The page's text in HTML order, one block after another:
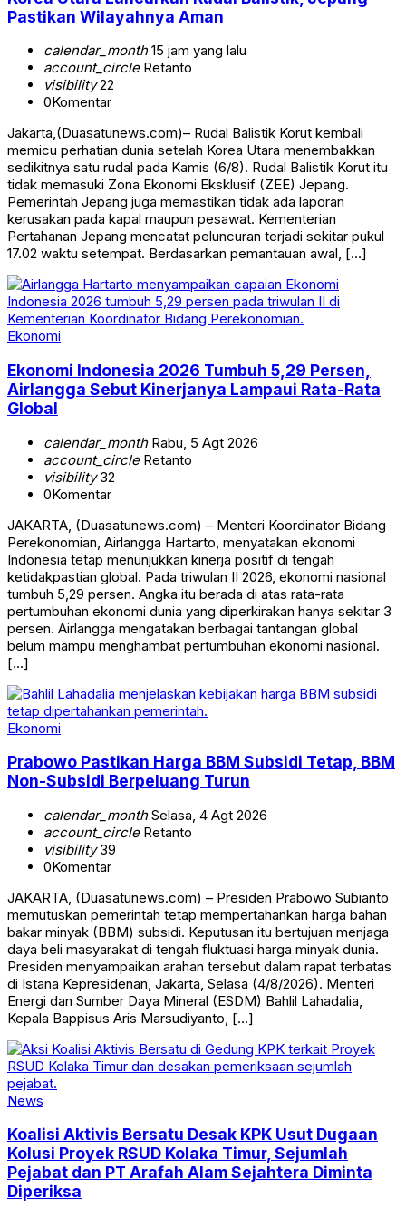
Pastikan Wilayahnya Aman
calendar_month15 jam yang lalu
account_circleRetanto
visibility22
0Komentar
Jakarta,(Duasatunews.com)– Rudal Balistik Korut kembali
memicu perhatian dunia setelah Korea Utara menembakkan
sedikitnya satu rudal pada Kamis (6/8). Rudal Balistik Korut itu
tidak memasuki Zona Ekonomi Eksklusif (ZEE) Jepang.
Pemerintah Jepang juga memastikan tidak ada laporan
kerusakan pada kapal maupun pesawat. Kementerian
Pertahanan Jepang mencatat peluncuran terjadi sekitar pukul
17.02 waktu setempat. Berdasarkan pemantauan awal, […]
Ekonomi
Ekonomi Indonesia 2026 Tumbuh 5,29 Persen,
Airlangga Sebut Kinerjanya Lampaui Rata-Rata
Global
calendar_monthRabu, 5 Agt 2026
account_circleRetanto
visibility32
0Komentar
JAKARTA, (Duasatunews.com) – Menteri Koordinator Bidang
Perekonomian, Airlangga Hartarto, menyatakan ekonomi
Indonesia tetap menunjukkan kinerja positif di tengah
ketidakpastian global. Pada triwulan II 2026, ekonomi nasional
tumbuh 5,29 persen. Angka itu berada di atas rata-rata
pertumbuhan ekonomi dunia yang diperkirakan hanya sekitar 3
persen. Airlangga mengatakan berbagai tantangan global
belum mampu menghambat pertumbuhan ekonomi nasional.
[…]
Ekonomi
Prabowo Pastikan Harga BBM Subsidi Tetap, BBM
Non-Subsidi Berpeluang Turun
calendar_monthSelasa, 4 Agt 2026
account_circleRetanto
visibility39
0Komentar
JAKARTA, (Duasatunews.com) – Presiden Prabowo Subianto
memutuskan pemerintah tetap mempertahankan harga bahan
bakar minyak (BBM) subsidi. Keputusan itu bertujuan menjaga
daya beli masyarakat di tengah fluktuasi harga minyak dunia.
Presiden menyampaikan arahan tersebut dalam rapat terbatas
di Istana Kepresidenan, Jakarta, Selasa (4/8/2026). Menteri
Energi dan Sumber Daya Mineral (ESDM) Bahlil Lahadalia,
Kepala Bappisus Aris Marsudiyanto, […]
News
Koalisi Aktivis Bersatu Desak KPK Usut Dugaan
Kolusi Proyek RSUD Kolaka Timur, Sejumlah
Pejabat dan PT Arafah Alam Sejahtera Diminta
Diperiksa